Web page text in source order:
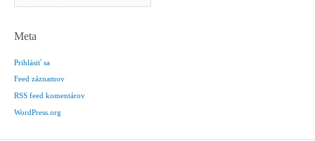
a
e
ó
r
i
e
Meta
Prihlásiť sa
Feed záznamov
RSS feed komentárov
WordPress.org